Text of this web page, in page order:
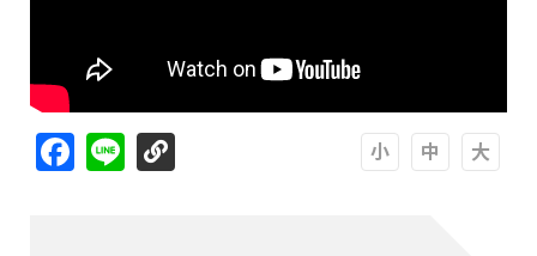
Facebook
Line